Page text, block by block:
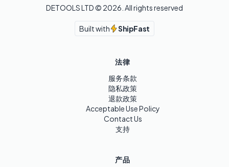
DETOOLS LTD © 2026 . All rights reserved
Built with ShipFast
法律
服务条款
隐私政策
退款政策
Acceptable Use Policy
Contact Us
支持
产品